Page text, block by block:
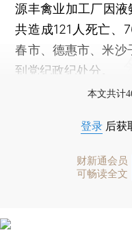
源丰禽业加工厂因
共造成121人死亡、
春市、德惠市、米
到党纪政纪处分。
本文共计
登录 后获
财新通会员
可畅读全文